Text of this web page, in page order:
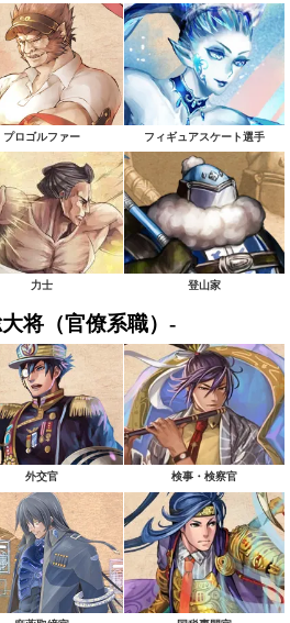
プロゴルファー フィギュアスケート選手
力士 登山家
将（官僚系職）-
外交官 検事・検察官